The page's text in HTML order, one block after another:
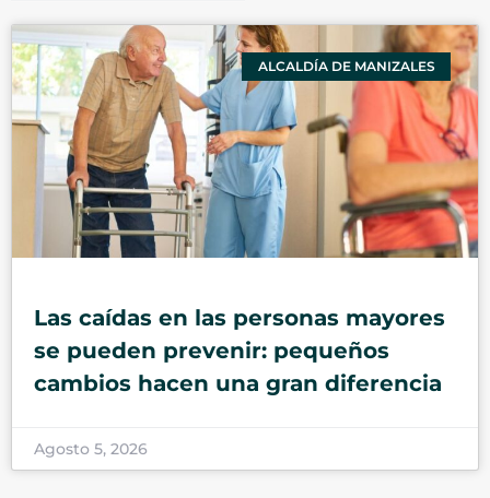
ALCALDÍA DE MANIZALES
Las caídas en las personas mayores
se pueden prevenir: pequeños
cambios hacen una gran diferencia
Agosto 5, 2026